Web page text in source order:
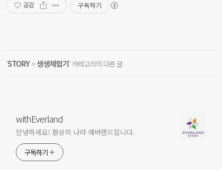
공감 구독하기
'STORY>생생체험기' 카테고리의 다른 글
withEverland
안녕하세요! 환상의 나라 에버랜드입니다.
구독하기